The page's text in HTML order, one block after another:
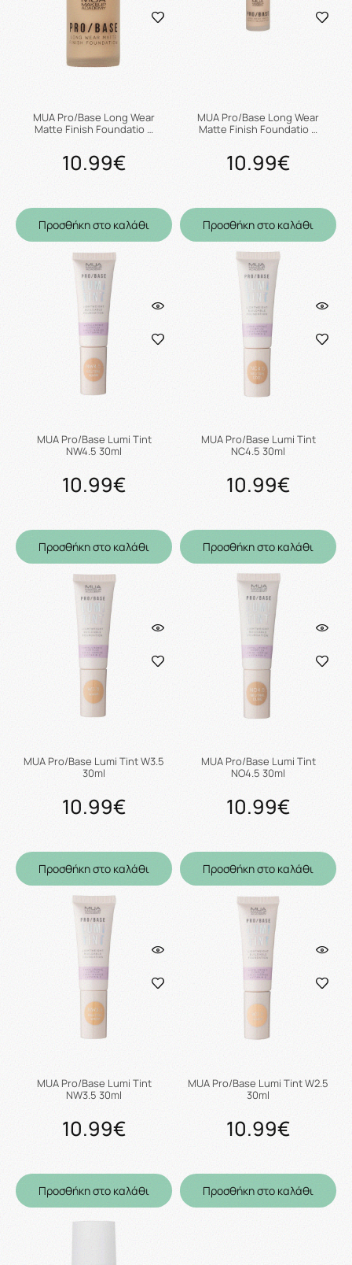
MUA Pro/Base Long Wear
Matte Finish Foundatio …
10.99€
Προσθήκη στο καλάθι
MUA Pro/Base Long Wear
Matte Finish Foundatio …
10.99€
Προσθήκη στο καλάθι
MUA Pro/Base Lumi Tint
NW4.5 30ml
10.99€
Προσθήκη στο καλάθι
MUA Pro/Base Lumi Tint
NC4.5 30ml
10.99€
Προσθήκη στο καλάθι
MUA Pro/Base Lumi Tint W3.5
30ml
10.99€
Προσθήκη στο καλάθι
MUA Pro/Base Lumi Tint
NO4.5 30ml
10.99€
Προσθήκη στο καλάθι
MUA Pro/Base Lumi Tint
NW3.5 30ml
10.99€
Προσθήκη στο καλάθι
MUA Pro/Base Lumi Tint W2.5
30ml
10.99€
Προσθήκη στο καλάθι